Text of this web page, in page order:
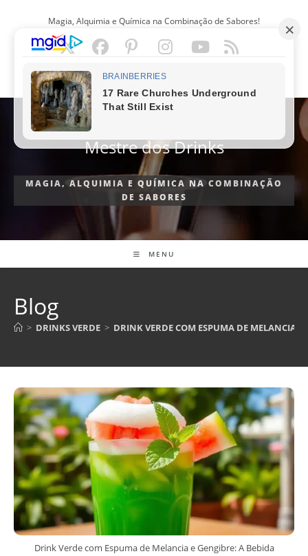
Magia, Alquimia e Química na Combinação de Sabores!
PORTUGUÊS
Mestre dos Drinks
MAGIA, ALQUIMIA E QUÍMICA NA COMBINAÇÃO
DE SABORES
MENU
Blog
> DRINKS VERDE > DRINK VERDE COM ESPUMA DE MELANCIA
Drink Verde com Espuma de Melancia e Gengibre: A Bebida